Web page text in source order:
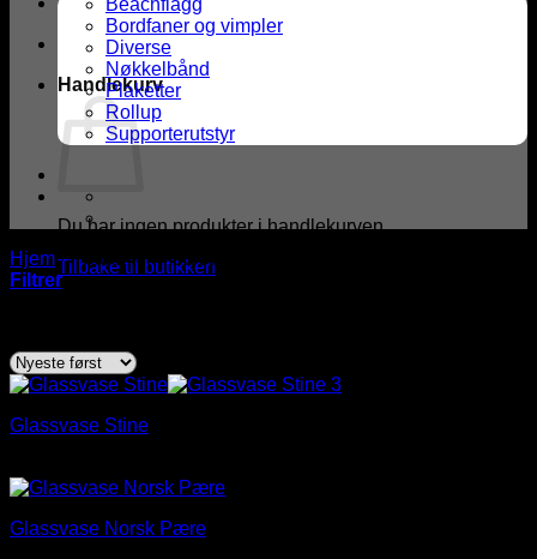
Handlekurv
Du har ingen produkter i handlekurven.
Tilbake til butikken
Beachflagg
Bordfaner og vimpler
Diverse
Nøkkelbånd
Plaketter
Rollup
Supporterutstyr
Hjem /Produkter med stikkord “oppvaskmaskin-vennlig”
Filtrer
Glassvase Stine
kr 244,00
kr 461,00
Glassvase Norsk Pære